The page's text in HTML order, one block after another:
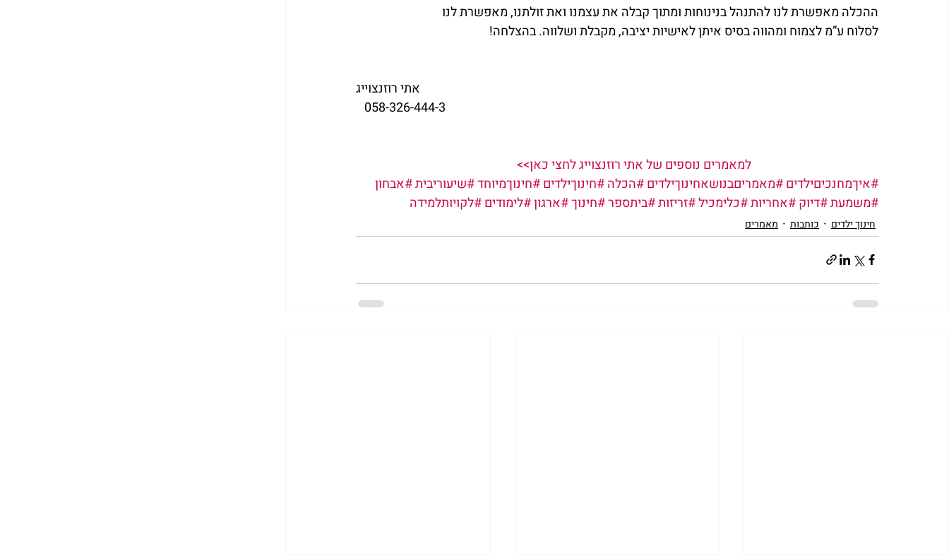
ההכלה מאפשרת לנו להתנהל בנינוחות ומתוך קבלה את עצמנו ואת זולתנו, מאפשרת לנו
לסלוח ע”מ לצמוח ומהווה בסיס איתן לאישיות יציבה, מקבלת ושלווה. בהצלחה!
אתי רוזנצוייג
058-326-444-3
למאמרים נוספים של אתי רוזנצוייג לחצי כאן>>
#איךמחנכיםילדים#מאמריםבנושאחינוךילדים#הכלה#חינוךילדים#חינוךמיוחד#שיעוריבית#אבחון
#משמעת#דיוק#אחריות#כלימכיל#זריזות#ביתספר#חינוך#ארגון#לימודים#לקויותלמידה
חינוך ילדים כותבות מאמרים